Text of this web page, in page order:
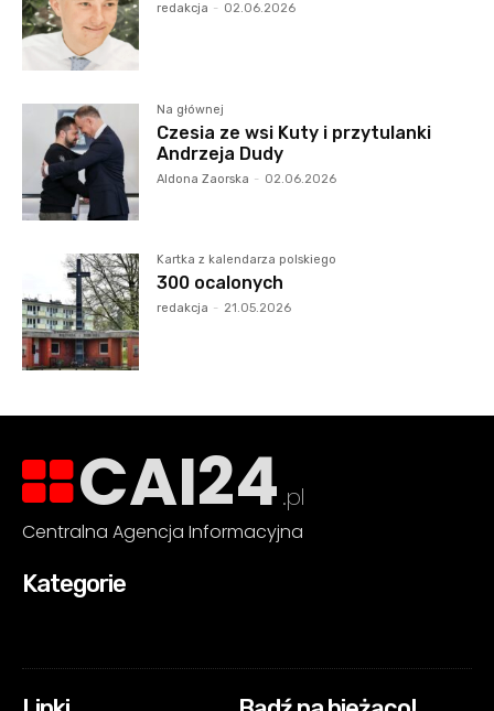
redakcja - 02.06.2026
Na głównej
Czesia ze wsi Kuty i przytulanki
Andrzeja Dudy
Aldona Zaorska - 02.06.2026
Kartka z kalendarza polskiego
300 ocalonych
redakcja - 21.05.2026
CAI24 .pl
Centralna Agencja Informacyjna
Kategorie